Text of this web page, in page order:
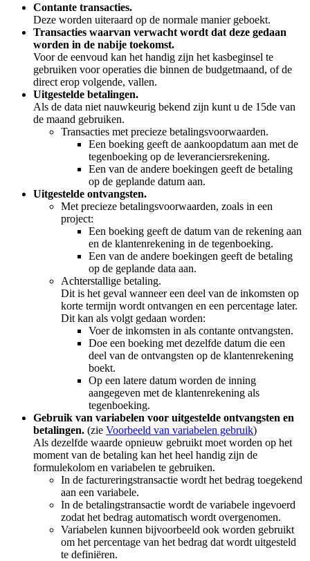
Contante transacties.
Deze worden uiteraard op de normale manier geboekt.
Transacties waarvan verwacht wordt dat deze gedaan
worden in de nabije toekomst.
Voor de eenvoud kan het handig zijn het kasbeginsel te
gebruiken voor operaties die binnen de budgetmaand, of de
direct erop volgende, vallen.
Uitgestelde betalingen.
Als de data niet nauwkeurig bekend zijn kunt u de 15de van
de maand gebruiken.
Transacties met precieze betalingsvoorwaarden.
Een boeking geeft de aankoopdatum aan met de
tegenboeking op de leveranciersrekening.
Een van de andere boekingen geeft de betaling
op de geplande datum aan.
Uitgestelde ontvangsten.
Met precieze betalingsvoorwaarden, zoals in een
project:
Een boeking geeft de datum van de rekening aan
en de klantenrekening in de tegenboeking.
Een van de andere boekingen geeft de betaling
op de geplande data aan.
Achterstallige betaling.
Dit is het geval wanneer een deel van de inkomsten op
korte termijn wordt ontvangen en een percentage later.
Dit kan als volgt gedaan worden:
Voer de inkomsten in als contante ontvangsten.
Doe een boeking met dezelfde datum die een
deel van de ontvangsten op de klantenrekening
boekt.
Op een latere datum worden de inning
aangegeven met de klantenrekening als
tegenboeking.
Gebruik van variabelen voor uitgestelde ontvangsten en
betalingen. (zie Voorbeeld van variabelen gebruik)
Als dezelfde waarde opnieuw gebruikt moet worden op het
moment van de betaling kan het heel handig zijn de
formulekolom en variabelen te gebruiken.
In de factureringstransactie wordt het bedrag toegekend
aan een variabele.
In de betalingstransactie wordt de variabele ingevoerd
zodat het bedrag automatisch wordt overgenomen.
Variabelen kunnen bijvoorbeeld ook worden gebruikt
om het percentage van het bedrag dat wordt uitgesteld
te definiëren.